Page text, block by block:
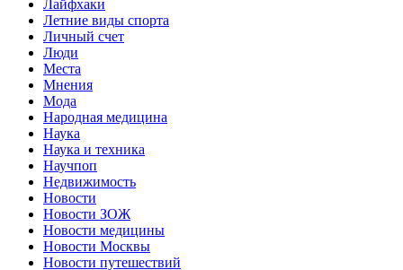
Лайфхаки
Летние виды спорта
Личный счет
Люди
Места
Мнения
Мода
Народная медицина
Наука
Наука и техника
Научпоп
Недвижимость
Новости
Новости ЗОЖ
Новости медицины
Новости Москвы
Новости путешествий